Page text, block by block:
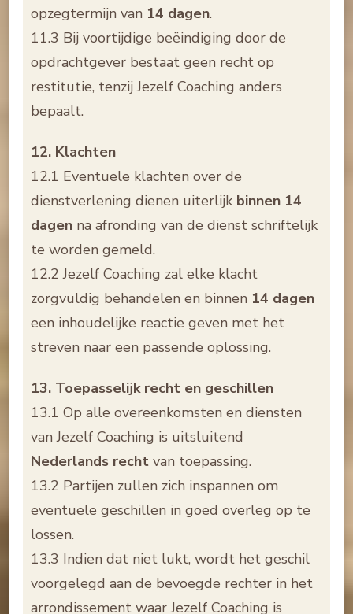
opzegtermijn van 14 dagen.
11.3 Bij voortijdige beëindiging door de
opdrachtgever bestaat geen recht op
restitutie, tenzij Jezelf Coaching anders
bepaalt.
12. Klachten
12.1 Eventuele klachten over de
dienstverlening dienen uiterlijk binnen 14
dagen na afronding van de dienst schriftelijk
te worden gemeld.
12.2 Jezelf Coaching zal elke klacht
zorgvuldig behandelen en binnen 14 dagen
een inhoudelijke reactie geven met het
streven naar een passende oplossing.
13. Toepasselijk recht en geschillen
13.1 Op alle overeenkomsten en diensten
van Jezelf Coaching is uitsluitend
Nederlands recht van toepassing.
13.2 Partijen zullen zich inspannen om
eventuele geschillen in goed overleg op te
lossen.
13.3 Indien dat niet lukt, wordt het geschil
voorgelegd aan de bevoegde rechter in het
arrondissement waar Jezelf Coaching is